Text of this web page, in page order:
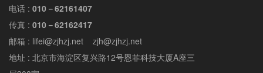
电话 : 010－62161407
传真 : 010－62162417
邮箱 : lifei@zjhzj.net zjh@zjhzj.net
地址 : 北京市海淀区复兴路12号恩菲科技大厦A座三